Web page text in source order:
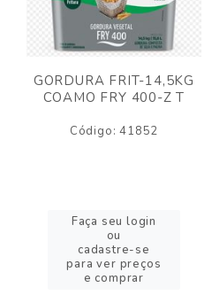
GORDURA FRIT-14,5KG
COAMO FRY 400-Z T
Código: 41852
Faça seu login
ou
cadastre-se
para ver preços
e comprar